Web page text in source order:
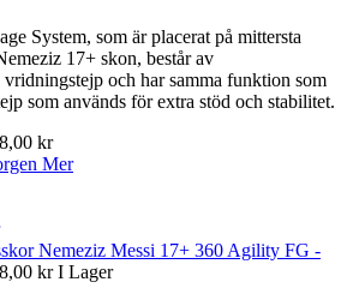
System, som är placerat på mittersta
17+ skon, består av
och har samma funktion som
som används för extra stöd och stabilitet.
kr
Mer
krI Lager